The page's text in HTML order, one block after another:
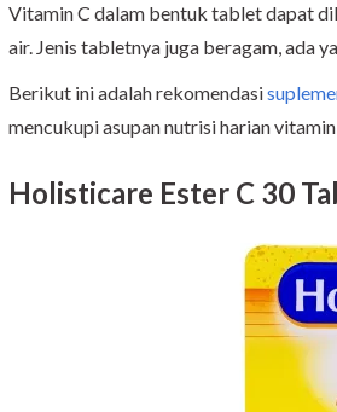
Vitamin C dalam bentuk tablet dapat
air. Jenis tabletnya juga beragam, ada
Berikut ini adalah rekomendasi
mencukupi asupan nutrisi harian
Holisticare Ester C 30